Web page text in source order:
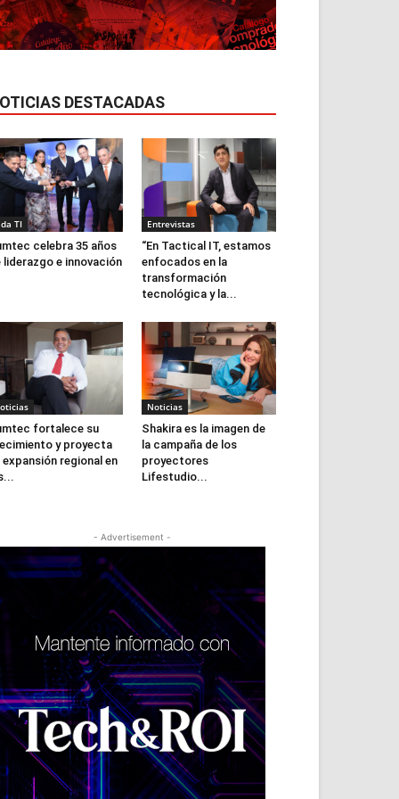
DESTACADAS
TI
celebra 35 años
liderazgo e innovación
Entrevistas
“En Tactical IT, estamos
enfocados en la
transformación
tecnológica y la...
fortalece su
y proyecta
expansión regional en
Noticias
Shakira es la imagen de
la campaña de los
proyectores
Lifestudio...
- Advertisement -